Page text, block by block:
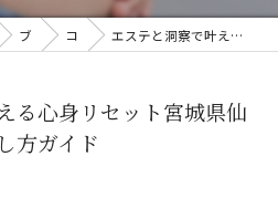
ブログ コラム エステと洞察で叶える心身リセット宮城県仙台市若林区の癒やし方ガイド
る心身リセット宮城県仙
方ガイド